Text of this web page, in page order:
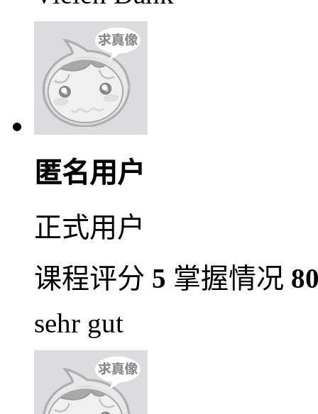
匿名用户
正式用户
课程评分 5 掌握情况
sehr gut